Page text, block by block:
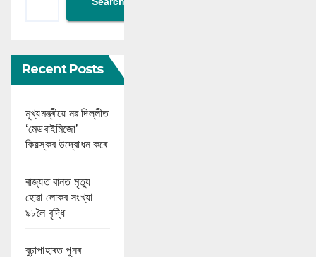
Recent Posts
মুখ্যমন্ত্ৰীয়ে নৱ দিল্লীত
‘মেডবাইমিজো’
কিয়স্কৰ উদ্বোধন কৰে
ৰাজ্যত বানত মৃত্যু
হোৱা লোকৰ সংখ্যা
৯৮লৈ বৃদ্ধি
বুঢ়াপাহাৰত পুনৰ